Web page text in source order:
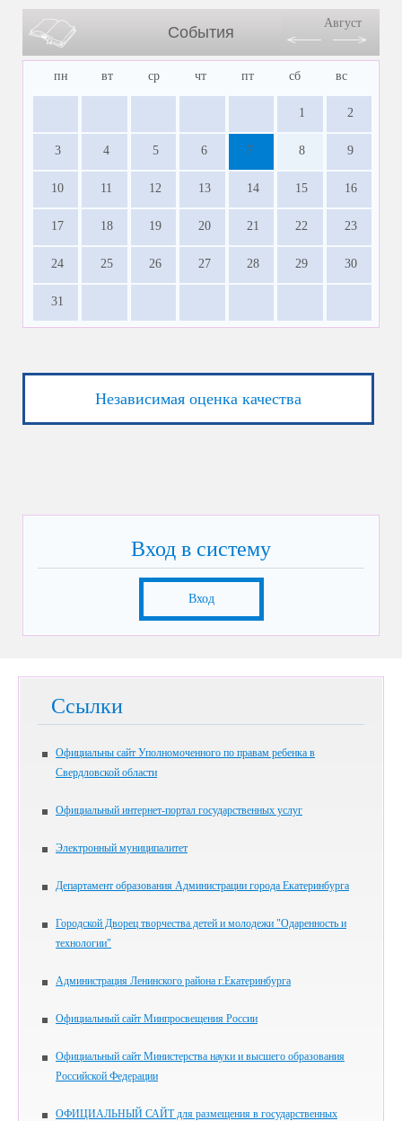
События
Август
пн вт ср чт пт сб вс
1 2
3 4 5 6 7 8 9
10 11 12 13 14 15 16
17 18 19 20 21 22 23
24 25 26 27 28 29 30
31
Независимая оценка качества
Вход в систему
Вход
Ссылки
Официальны сайт Уполномоченного по правам ребенка в
Свердловской области
Официальный интернет-портал государственных услуг
Электронный муниципалитет
Департамент образования Администрации города Екатеринбурга
Городской Дворец творчества детей и молодежи "Одаренность и
технологии"
Администрация Ленинского района г.Екатеринбурга
Официальный сайт Минпросвещения России
Официальный сайт Министерства науки и высшего образования
Российской Федерации
ОФИЦИАЛЬНЫЙ САЙТ для размещения в государственных